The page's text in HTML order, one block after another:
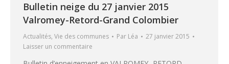
Bulletin neige du 27 janvier 2015
Valromey-Retord-Grand Colombier
Actualités, Vie des communes Par Léa
27 janvier 2015
Laisser un commentaire